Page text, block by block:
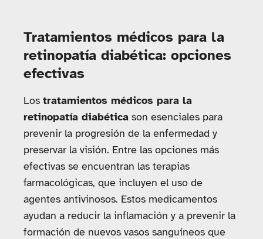
Tratamientos médicos para la
retinopatía diabética: opciones
efectivas
Los tratamientos médicos para la
retinopatía diabética son esenciales para
prevenir la progresión de la enfermedad y
preservar la visión. Entre las opciones más
efectivas se encuentran las terapias
farmacológicas, que incluyen el uso de
agentes antivinosos. Estos medicamentos
ayudan a reducir la inflamación y a prevenir la
formación de nuevos vasos sanguíneos que